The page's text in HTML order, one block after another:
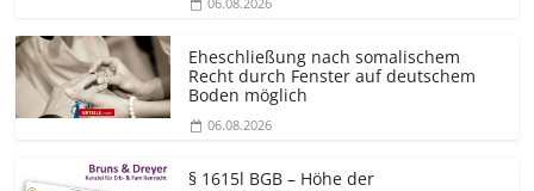
Eheschließung nach somalischem
Recht durch Fenster auf deutschem
Boden möglich
06.08.2026
§ 1615l BGB – Höhe der